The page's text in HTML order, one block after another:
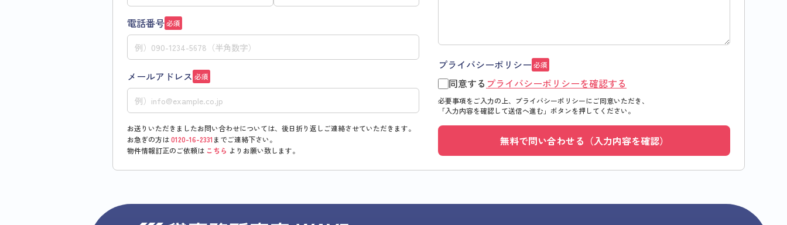
電話番号必須
メールアドレス 必須
お送りいただきましたお問い合わせについては、後日折り返しご連絡させていただきます。
お急ぎの方は0120-16-2331 までご連絡下さい。
物件情報訂正のご依頼は こちら よりお願い致します。
プライバシーポリシー 必須
同意する プライバシーポリシーを確認する
必要事項をご入力の上、プライバシーポリシーにご同意いただき、
「入力内容を確認して送信へ進む」 ボタンを押してください。
無料で問い合わせる（入力内容を確認）